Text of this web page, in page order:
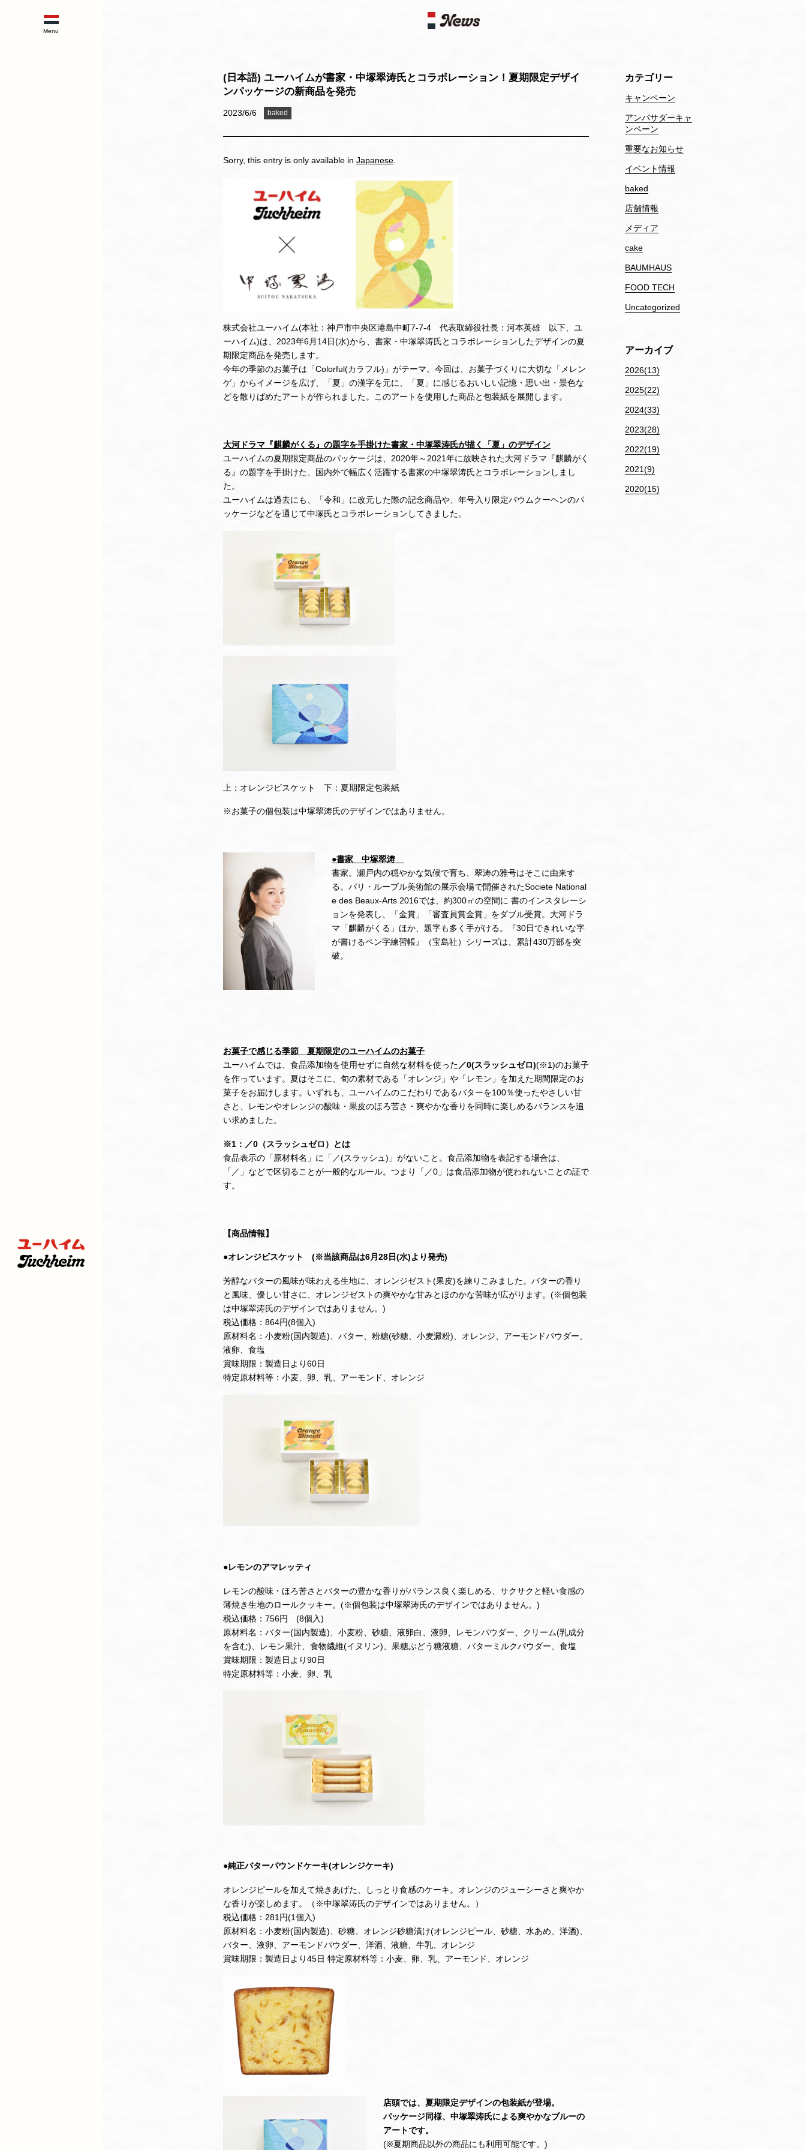
(日本語) ユーハイムが書家・中塚翠涛氏とコラボレーション！夏期限定デザイ
ンパッケージの新商品を発売
2023/6/6 baked
Sorry, this entry is only available in Japanese
株式会社ユーハイム(本社：神戸市中央区港島中町7-7-4 代表取締役社長：河本英雄 以下、ユ
ーハイム)は、2023年6月14日(水)から、書家・中塚翠涛氏とコラボレーションしたデザインの夏
期限定商品を発売します。
今年の季節のお菓子は「Colorful(カラフル)」がテーマ。今回は、お菓子づくりに大切な「メレン
ゲ」からイメージを広げ、「夏」の漢字を元に、「夏」に感じるおいしい記憶・思い出・景色な
どを散りばめたアートが作られました。このアートを使用した商品と包装紙を展開します。
大河ドラマ『麒麟がくる』の題字を手掛けた書家・中塚翠涛氏が描く「夏」のデザイン
ユーハイムの夏期限定商品のパッケージは、2020年～2021年に放映された大河ドラマ『麒麟がく
る』の題字を手掛けた、国内外で幅広く活躍する書家の中塚翠涛氏とコラボレーションしまし
た。
ユーハイムは過去にも、「令和」に改元した際の記念商品や、年号入り限定バウムクーヘンのパ
ッケージなどを通じて中塚氏とコラボレーションしてきました。
上：オレンジビスケット 下：夏期限定包装紙
※お菓子の個包装は中塚翠涛氏のデザインではありません。
●書家 中塚翠涛
書家。瀬戸内の穏やかな気候で育ち、翠涛の雅号はそこに由来す
る。パリ・ルーブル美術館の展示会場で開催されたSociete National
e des Beaux-Arts 2016では、約300㎡の空間に 書のインスタレーシ
ョンを発表し、「金賞」「審査員賞金賞」をダブル受賞。大河ドラ
マ「麒麟がくる」ほか、題字も多く手がける。『30日できれいな字
が書けるペン字練習帳』（宝島社）シリーズは、累計430万部を突
破。
お菓子で感じる季節 夏期限定のユーハイムのお菓子
ユーハイムでは、食品添加物を使用せずに自然な材料を使った ／0(スラッシュゼロ)(※1)のお菓子
を作っています。夏はそこに、旬の素材である「オレンジ」や「レモン」を加えた期間限定のお
菓子をお届けします。いずれも、ユーハイムのこだわりであるバターを100％使ったやさしい甘
さと、レモンやオレンジの酸味・果皮のほろ苦さ・爽やかな香りを同時に楽しめるバランスを追
い求めました。
※1：／0（スラッシュゼロ）とは
食品表示の「原材料名」に「／(スラッシュ)」がないこと。食品添加物を表記する場合は、
「／」などで区切ることが一般的なルール。つまり「／0」は食品添加物が使われないことの証で
す。
【商品情報】
●オレンジビスケット (※当該商品は6月28日(水)より発売)
芳醇なバターの風味が味わえる生地に、オレンジゼスト(果皮)を練りこみました。バターの香り
と風味、優しい甘さに、オレンジゼストの爽やかな甘みとほのかな苦味が広がります。(※個包装
は中塚翠涛氏のデザインではありません。)
税込価格：864円(8個入)
原材料名：小麦粉(国内製造)、バター、粉糖(砂糖、小麦澱粉)、オレンジ、アーモンドパウダー、
液卵、食塩
賞味期限：製造日より60日
特定原材料等：小麦、卵、乳、アーモンド、オレンジ
●レモンのアマレッティ
レモンの酸味・ほろ苦さとバターの豊かな香りがバランス良く楽しめる、サクサクと軽い食感の
薄焼き生地のロールクッキー。(※個包装は中塚翠涛氏のデザインではありません。)
税込価格：756円 (8個入)
原材料名：バター(国内製造)、小麦粉、砂糖、液卵白、液卵、レモンパウダー、クリーム(乳成分
を含む)、レモン果汁、食物繊維(イヌリン)、果糖ぶどう糖液糖、バターミルクパウダー、食塩
賞味期限：製造日より90日
特定原材料等：小麦、卵、乳
●純正バターパウンドケーキ(オレンジケーキ)
オレンジピールを加えて焼きあげた、しっとり食感のケーキ。オレンジのジューシーさと爽やか
な香りが楽しめます。（※中塚翠涛氏のデザインではありません。）
税込価格：281円(1個入)
原材料名：小麦粉(国内製造)、砂糖、オレンジ砂糖漬け(オレンジピール、砂糖、水あめ、洋酒)、
バター、液卵、アーモンドパウダー、洋酒、液糖、牛乳、オレンジ
賞味期限：製造日より45日 特定原材料等：小麦、卵、乳、アーモンド、オレンジ
店頭では、夏期限定デザインの包装紙が登場。
パッケージ同様、中塚翠涛氏による爽やかなブルーの
アートです。
(※夏期商品以外の商品にも利用可能です。)
カテゴリー
キャンペーン
アンバサダーキャ
ンペーン
重要なお知らせ
イベント情報
baked
店舗情報
メディア
cake
BAUMHAUS
FOOD TECH
Uncategorized
アーカイブ
2026(13)
2025(22)
2024(33)
2023(28)
2022(19)
2021(9)
2020(15)